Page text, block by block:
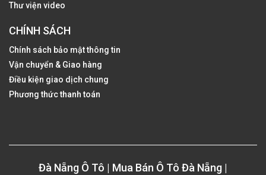
Thư viện video
CHÍNH SÁCH
Chính sách bảo mật thông tin
Vận chuyển & Giao hàng
Điều kiện giao dịch chung
Phương thức thanh toán
Đà Nẵng Ô Tô | Mua Bán Ô Tô Đà Nẵng |